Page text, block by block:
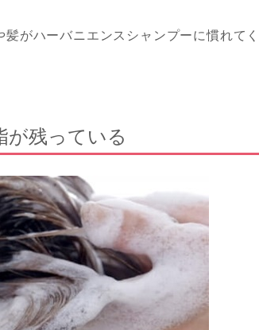
がハーバニエンスシャンプーに慣れてく
残っている